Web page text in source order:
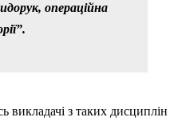
операційна
викладачі з таких дисциплін